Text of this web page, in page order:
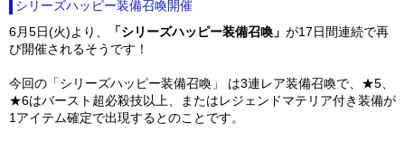
シリーズハッピー装備召喚開催
6月5日(火)より、
「シリーズハッピー装備召喚」 が17日間連続で再
び開催されるそうです！
今回の「シリーズハッピー装備召喚」 は3連レア装備召喚で、★5、
★6はバースト超必殺技以上、またはレジェンドマテリア付き装備が
1アイテム確定で出現するとのことです。